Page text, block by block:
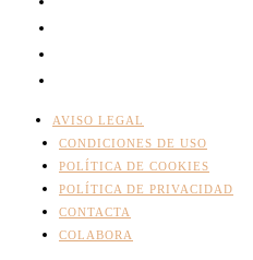
AVISO LEGAL
CONDICIONES DE USO
POLÍTICA DE COOKIES
POLÍTICA DE PRIVACIDAD
CONTACTA
COLABORA